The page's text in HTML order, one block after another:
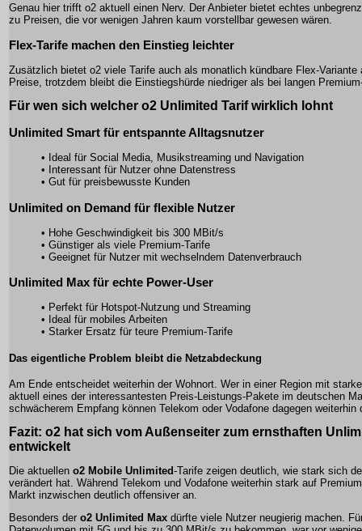
Genau hier trifft o2 aktuell einen Nerv. Der Anbieter bietet echtes
zu Preisen, die vor wenigen Jahren kaum vorstellbar gewesen wären.
Flex-Tarife machen den Einstieg leichter
Zusätzlich bietet o2 viele Tarife auch als monatlich kündbare Flex-Variante
Preise, trotzdem bleibt die Einstiegshürde niedriger als bei langen
Für wen sich welcher o2 Unlimited Tarif wirklich lohnt
Unlimited Smart für entspannte Alltagsnutzer
• Ideal für Social Media, Musikstreaming und Navigation
• Interessant für Nutzer ohne Datenstress
• Gut für preisbewusste Kunden
Unlimited on Demand für flexible Nutzer
• Hohe Geschwindigkeit bis 300 MBit/s
• Günstiger als viele Premium-Tarife
• Geeignet für Nutzer mit wechselndem Datenverbrauch
Unlimited Max für echte Power-User
• Perfekt für Hotspot-Nutzung und Streaming
• Ideal für mobiles Arbeiten
• Starker Ersatz für teure Premium-Tarife
Das eigentliche Problem bleibt die Netzabdeckung
Am Ende entscheidet weiterhin der Wohnort. Wer in einer Region mit
aktuell eines der interessantesten Preis-Leistungs-Pakete im deutschen
schwächerem Empfang können Telekom oder Vodafone dagegen
Fazit: o2 hat sich vom Außenseiter zum ernsthaften
entwickelt
Die aktuellen o2 Mobile Unlimited-Tarife zeigen deutlich, wie stark sich
verändert hat. Während Telekom und Vodafone weiterhin stark auf
Markt inzwischen deutlich offensiver an.
Besonders der o2 Unlimited Max dürfte viele Nutzer neugierig machen.